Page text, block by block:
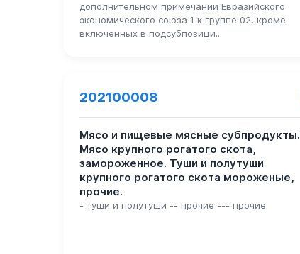
дополнительном примечании Евразийского
экономического союза 1 к группе 02, кроме
включенных в подсубпозици...
202100008
Мясо и пищевые мясные субпродукты.
Мясо крупного рогатого скота,
замороженное. Туши и полутуши
крупного рогатого скота мороженые,
прочие.
- туши и полутуши -- прочие --- прочие